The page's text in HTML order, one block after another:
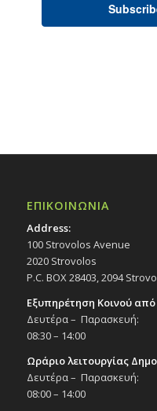
ΕΠΙΚΟΙΝΩΝΙΑ
Address:
100 Strovolos Avenue
2020 Strovolos
P.C. BOX 28403, 2094
Εξυπηρέτηση Κοινού
Δευτέρα – Παρασκευή:
08:30 – 14:00
Ωράριο λειτουργίας
Δευτέρα – Παρασκευή:
08:00 – 14:00